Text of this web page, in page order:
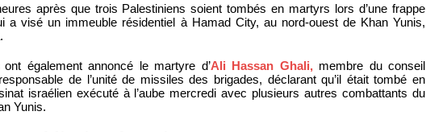
après que trois Palestiniens soient tombés en martyrs lors d’une frappe
a visé un immeuble résidentiel à Hamad City, au nord-ouest de Khan Yunis,
également annoncé le martyre d’Ali Hassan Ghali,membre du conseil
de l’unité de missiles des brigades, déclarant qu’il était tombé en
israélien exécuté à l’aube mercredi avec plusieurs autres combattants du
Yunis.